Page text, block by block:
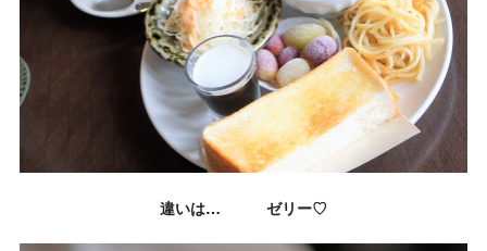
違いは… ゼリー♡